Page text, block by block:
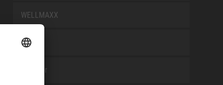
WELLMAXX
WHITE
Tilbehør